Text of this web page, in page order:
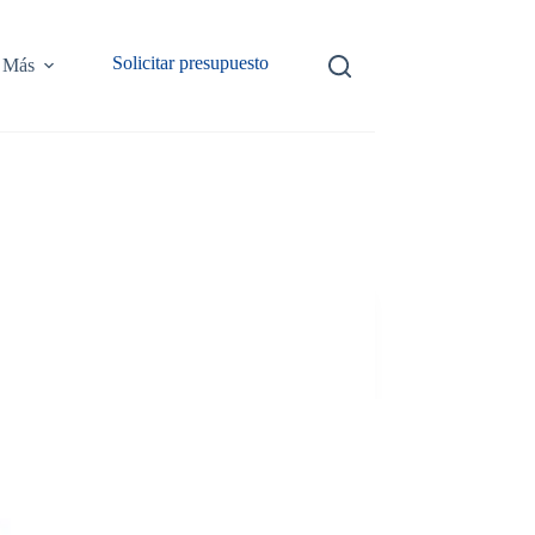
Más Solicitar presupuesto